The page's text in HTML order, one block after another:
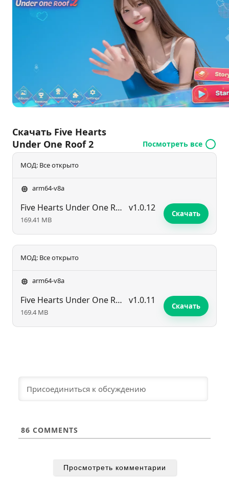
выборами, которые могут кардинально изменить
их пути. Игра предлагает богатые сюжетные
линии, несколько концовок и живые выступления,
которые усиливают романтический опыт. Сочетая
драму, эмоции и разнообразные персонажи,
игроки будут проходить через волнующие
моменты и сложные связи, в конечном итоге
определяя, кто останется рядом с Юманом.
Скачать Five Hearts
Under One Roof 2
Посмотреть все
МОД: Все открыто
arm64-v8a
Five Hearts Under One Roof 2 v1.0.12
169.41 MB
Скачать
МОД: Все открыто
arm64-v8a
Five Hearts Under One Roof 2 v1.0.11
169.4 MB
Скачать
86 COMMENTS
Просмотреть комментарии